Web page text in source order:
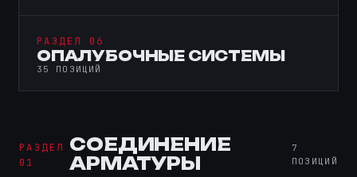
РАЗДЕЛ 06
ОПАЛУБОЧНЫЕ СИСТЕМЫ
35 ПОЗИЦИЙ
РАЗДЕЛ
01
СОЕДИНЕНИЕ
АРМАТУРЫ
7
ПОЗИЦИЙ